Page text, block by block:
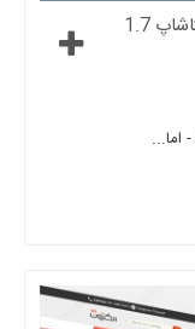
1.7
اما...